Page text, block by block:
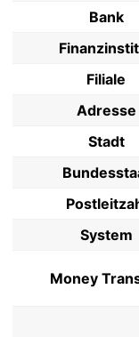
Bank
Filiale
Adresse
Stadt
System
Money